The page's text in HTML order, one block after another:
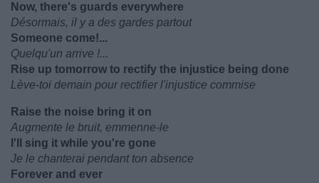
Now, there's guards everywhere
Désormais, il y a des gardes partout
Someone come!...
Quelqu'un arrive !...
Rise up tomorrow to rectify the injustice being done
Lève-toi demain pour rectifier l'injustice commise
Raise the noise bring it on
Augmente le bruit, emmenne-le
I'll sing it while you're gone
Je le chanterai pendant ton absence
Forever and ever